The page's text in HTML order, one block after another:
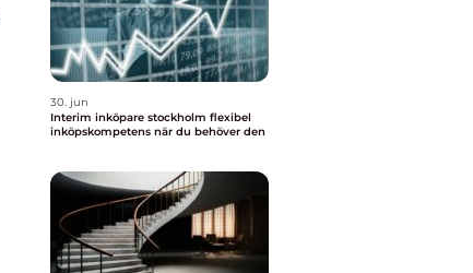
30. jun
Interim inköpare stockholm flexibel
inköpskompetens när du behöver den